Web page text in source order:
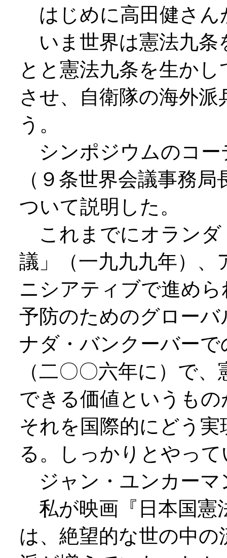
はじめに高田健さん
いま世界は憲法九条
とと憲法九条を生か
させ、自衛隊の海外
う。
シンポジウムのコー
（９条世界会議事務
ついて説明した。
これまでにオランダ
議」（一九九九年）、
ニシアティブで進め
予防のためのグロー
ナダ・バンクーバー
（二〇〇六年に）で
できる価値というも
それを国際的にどう
る。しっかりとやっ
ジャン・ユンカーマ
私が映画『日本国憲
は、絶望的な世の中